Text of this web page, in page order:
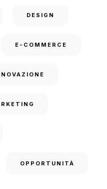
DESIGN
E-COMMERCE
OPPORTUNITÀ